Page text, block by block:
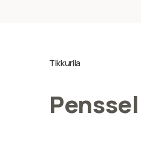
Tikkurila